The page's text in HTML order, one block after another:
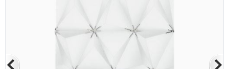
gönderdikten sonra tarafımıza bilgi
vermeniz faydalı olacaktır.
Özgeçmişlerinizi yandaki formdan